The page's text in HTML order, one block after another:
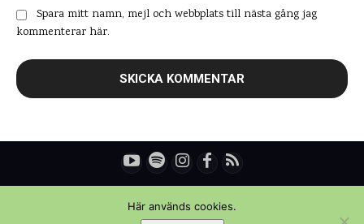
Spara mitt namn, mejl och webbplats till nästa gång jag
kommenterar här.
Här används cookies.